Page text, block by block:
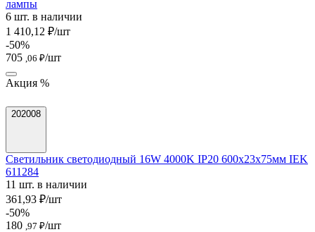
лампы
6 шт. в наличии
1 410,12 ₽/шт
-50%
705 ,06 ₽/шт
Акция %
202008
Светильник светодиодный 16W 4000K IP20 600х23х75мм IEK
611284
11 шт. в наличии
361,93 ₽/шт
-50%
180 ,97 ₽/шт